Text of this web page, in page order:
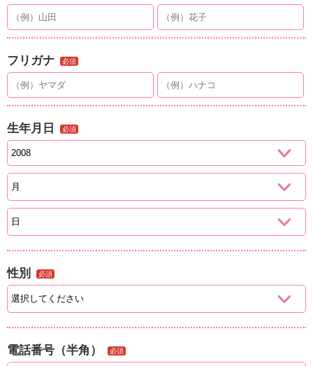
フリガナ 必須
生年月日 必須
性別 必須
電話番号（半角） 必須